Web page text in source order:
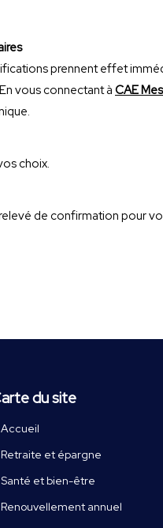
prennent effet
vous connectant à CAE
choix.
de confirmation pour
du site
Accueil
Retraite et épargne
Santé et bien-être
Renouvellement annuel